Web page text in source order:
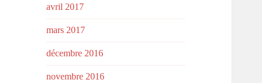
avril 2017
mars 2017
décembre 2016
novembre 2016